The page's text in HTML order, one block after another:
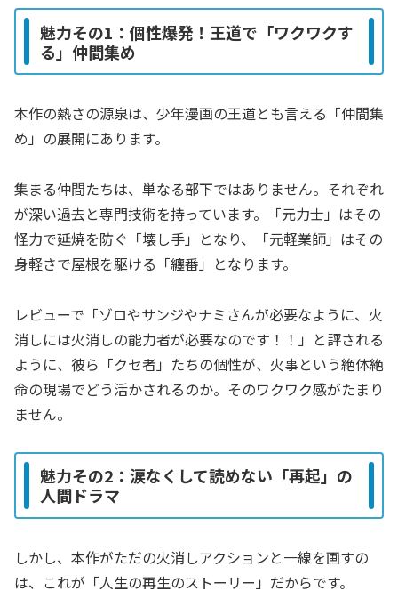
魅力その1：個性爆発！王道で「ワクワクす
る」仲間集め
本作の熱さの源泉は、少年漫画の王道とも言える「仲間集
め」の展開にあります。
集まる仲間たちは、単なる部下ではありません。それぞれ
が深い過去と専門技術を持っています。「元力士」はその
怪力で延焼を防ぐ「壊し手」となり、「元軽業師」はその
身軽さで屋根を駆ける「纏番」となります。
レビューで「ゾロやサンジやナミさんが必要なように、火
消しには火消しの能力者が必要なのです！！」と評される
ように、彼ら「クセ者」たちの個性が、火事という絶体絶
命の現場でどう活かされるのか。そのワクワク感がたまり
ません。
魅力その2：涙なくして読めない「再起」の
人間ドラマ
しかし、本作がただの火消しアクションと一線を画すの
は、これが「人生の再生のストーリー」だからです。